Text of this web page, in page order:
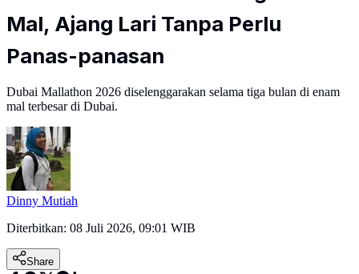
Mal, Ajang Lari Tanpa Perlu
Panas-panasan
Dubai Mallathon 2026 diselenggarakan selama tiga bulan di enam
mal terbesar di Dubai.
Dinny Mutiah
Diterbitkan: 08 Juli 2026, 09:01 WIB
Share